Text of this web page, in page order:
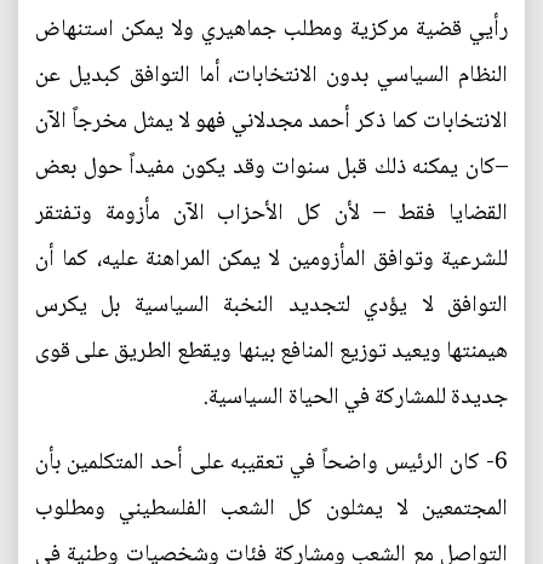
رأيي قضية مركزية ومطلب جماهيري ولا يمكن استنهاض
النظام السياسي بدون الانتخابات، أما التوافق كبديل عن
الانتخابات كما ذكر أحمد مجدلاني فهو لا يمثل مخرجاً الآن
–كان يمكنه ذلك قبل سنوات وقد يكون مفيداً حول بعض
القضايا فقط – لأن كل الأحزاب الآن مأزومة وتفتقر
للشرعية وتوافق المأزومين لا يمكن المراهنة عليه، كما أن
التوافق لا يؤدي لتجديد النخبة السياسية بل يكرس
هيمنتها ويعيد توزيع المنافع بينها ويقطع الطريق على قوى
جديدة للمشاركة في الحياة السياسية.
6- كان الرئيس واضحاً في تعقيبه على أحد المتكلمين بأن
المجتمعين لا يمثلون كل الشعب الفلسطيني ومطلوب
التواصل مع الشعب ومشاركة فئات وشخصيات وطنية في